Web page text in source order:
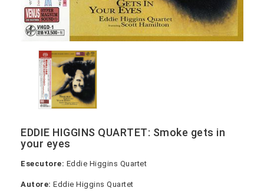
EDDIE HIGGINS QUARTET: Smoke gets in
your eyes
Esecutore: Eddie Higgins Quartet
Autore: Eddie Higgins Quartet